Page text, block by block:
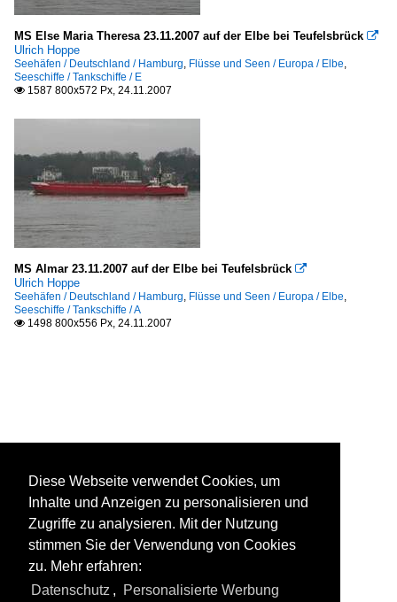
MS Else Maria Theresa 23.11.2007 auf der Elbe bei Teufelsbrück 
Ulrich Hoppe
Seehäfen / Deutschland / Hamburg, Flüsse und Seen / Europa / Elbe,
Seeschiffe / Tankschiffe / E
 1587 800x572 Px, 24.11.2007
MS Almar 23.11.2007 auf der Elbe bei Teufelsbrück 
Ulrich Hoppe
Seehäfen / Deutschland / Hamburg, Flüsse und Seen / Europa / Elbe,
Seeschiffe / Tankschiffe / A
 1498 800x556 Px, 24.11.2007
Diese Webseite verwendet Cookies, um
Inhalte und Anzeigen zu personalisieren und
Zugriffe zu analysieren. Mit der Nutzung
stimmen Sie der Verwendung von Cookies
zu. Mehr erfahren:
Datenschutz , Personalisierte Werbung